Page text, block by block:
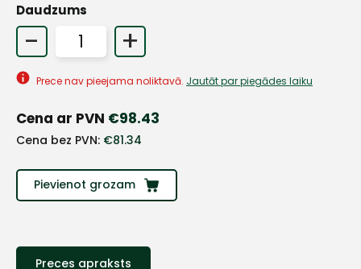
Daudzums
- +
Prece nav pieejama noliktavā. Jautāt par piegādes laiku
Cena ar PVN €98.43
Cena bez PVN: €81.34
Pievienot grozam
Preces apraksts
Sazinies
+